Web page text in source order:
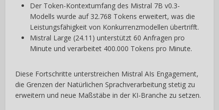
Der Token-Kontextumfang des Mistral 7B v0.3-
Modells wurde auf 32.768 Tokens erweitert, was die
Leistungsfähigkeit von Konkurrenzmodellen übertrifft.
Mistral Large (24.11) unterstützt 60 Anfragen pro
Minute und verarbeitet 400.000 Tokens pro Minute.
Diese Fortschritte unterstreichen Mistral AIs Engagement,
die Grenzen der Natürlichen Sprachverarbeitung stetig zu
erweitern und neue Maßstäbe in der KI-Branche zu setzen.